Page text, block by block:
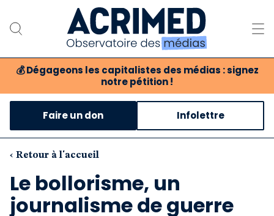
💰 Dégageons les capitalistes des médias : signez
notre pétition !
Notre association
Notre critique des médias
Nos propositions
Notre revue
Faire un don Infolettre
‹ Retour à l'accueil
Le bollorisme, un
journalisme de guerre